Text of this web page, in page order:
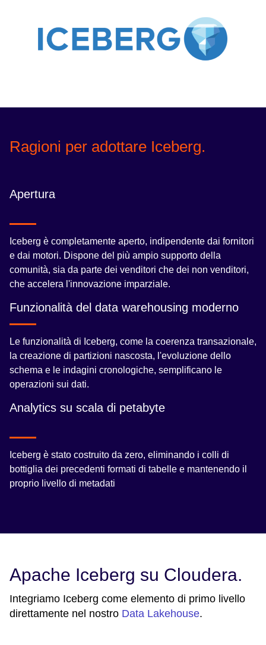
Ragioni per adottare Iceberg.
Apertura
Iceberg è completamente aperto, indipendente dai fornitori
e dai motori. Dispone del più ampio supporto della
comunità, sia da parte dei venditori che dei non venditori,
che accelera l'innovazione imparziale.
Funzionalità del data warehousing moderno
Le funzionalità di Iceberg, come la coerenza transazionale,
la creazione di partizioni nascosta, l'evoluzione dello
schema e le indagini cronologiche, semplificano le
operazioni sui dati.
Analytics su scala di petabyte
Iceberg è stato costruito da zero, eliminando i colli di
bottiglia dei precedenti formati di tabelle e mantenendo il
proprio livello di metadati
Apache Iceberg su Cloudera.
Integriamo Iceberg come elemento di primo livello
direttamente nel nostro Data Lakehouse.